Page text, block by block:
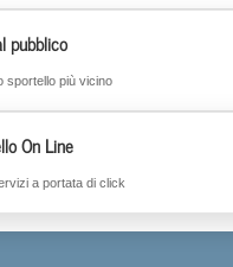
pubblico
sportello più vicino
On Line
a portata di click